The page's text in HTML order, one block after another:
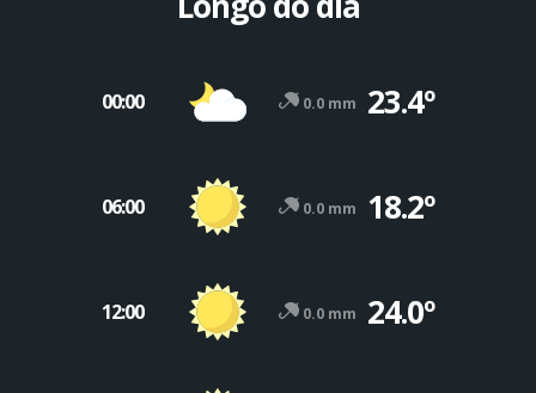
00:00 0.0 mm 23.4º
06:00 0.0 mm 18.2º
12:00 0.0 mm 24.0º